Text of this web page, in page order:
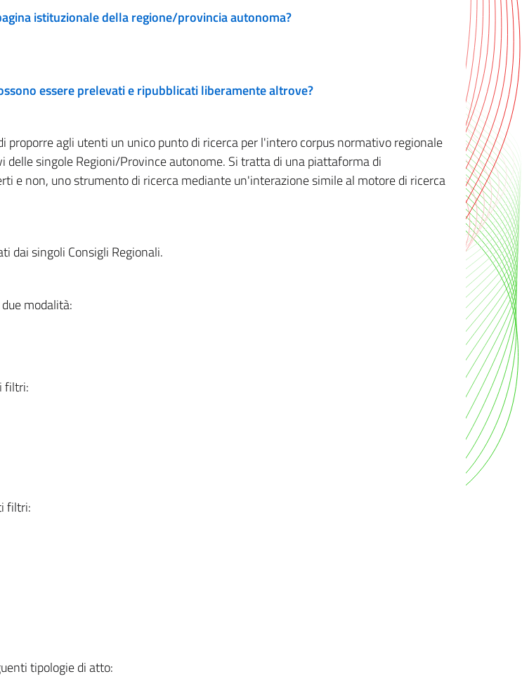
istituzionale della regione/provincia autonoma?
essere prelevati e ripubblicati liberamente altrove?
proporre agli utenti un unico punto di ricerca per l'intero corpus normativo regionale
singole Regioni/Province autonome. Si tratta di una piattaforma di
e non, uno strumento di ricerca mediante un'interazione simile al motore di ricerca
dai singoli Consigli Regionali.
modalità:
filtri:
filtri:
tipologie di atto: